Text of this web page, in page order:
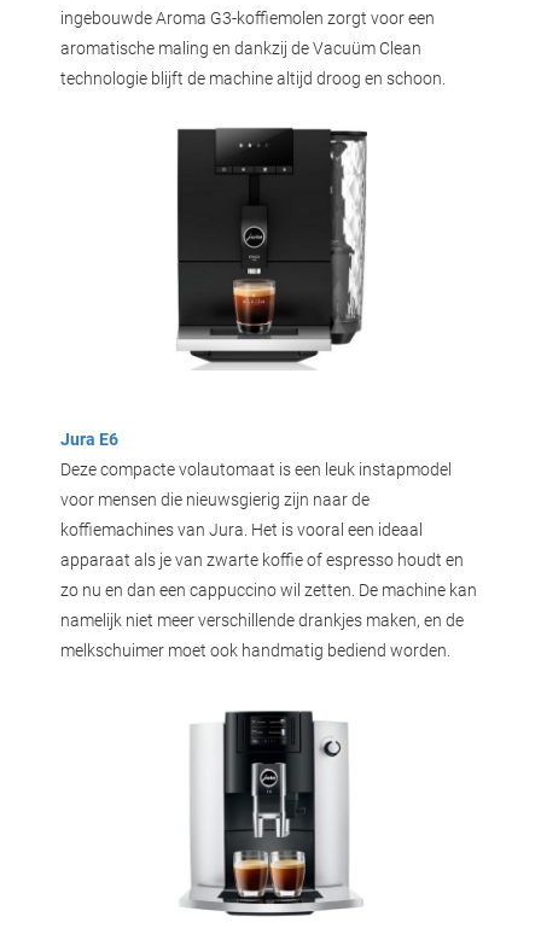
ingebouwde Aroma G3-koffiemolen zorgt voor een
aromatische maling en dankzij de Vacuüm Clean
technologie blijft de machine altijd droog en schoon.
Jura E6
Deze compacte volautomaat is een leuk instapmodel
voor mensen die nieuwsgierig zijn naar de
koffiemachines van Jura. Het is vooral een ideaal
apparaat als je van zwarte koffie of espresso houdt en
zo nu en dan een cappuccino wil zetten. De machine kan
namelijk niet meer verschillende drankjes maken, en de
melkschuimer moet ook handmatig bediend worden.